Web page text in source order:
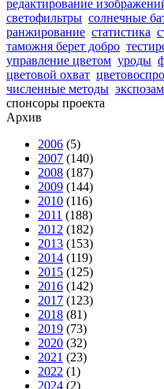
редактирование
светофильтры солнечные
ранжирование статистика
таможня берет добро
управление цветом уроды
цветовой охват
численные методы
спонсоры проекта
Архив
2006 (5)
2007 (140)
2008 (187)
2009 (144)
2010 (116)
2011 (188)
2012 (182)
2013 (153)
2014 (119)
2015 (125)
2016 (142)
2017 (123)
2018 (81)
2019 (73)
2020 (32)
2021 (23)
2022 (1)
2024 (2)